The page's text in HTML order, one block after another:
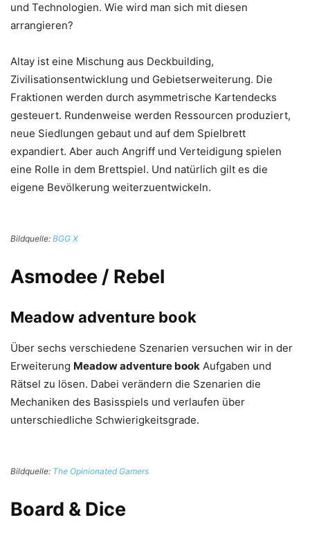
und Technologien. Wie wird man sich mit diesen
arrangieren?
Altay ist eine Mischung aus Deckbuilding,
Zivilisationsentwicklung und Gebietserweiterung. Die
Fraktionen werden durch asymmetrische Kartendecks
gesteuert. Rundenweise werden Ressourcen produziert,
neue Siedlungen gebaut und auf dem Spielbrett
expandiert. Aber auch Angriff und Verteidigung spielen
eine Rolle in dem Brettspiel. Und natürlich gilt es die
eigene Bevölkerung weiterzuentwickeln.
Bildquelle: BGG X
Asmodee / Rebel
Meadow adventure book
Über sechs verschiedene Szenarien versuchen wir in der
Erweiterung Meadow adventure book Aufgaben und
Rätsel zu lösen. Dabei verändern die Szenarien die
Mechaniken des Basisspiels und verlaufen über
unterschiedliche Schwierigkeitsgrade.
Bildquelle: The Opinionated Gamers
Board & Dice